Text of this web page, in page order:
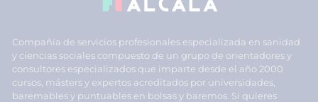
Compañía de servicios profesionales especializada en sanidad
y ciencias sociales compuesto de un grupo de orientadores y
consultores especializados que imparte desde el año 2000
cursos, másters y expertos acreditados por universidades,
baremables y puntuables en bolsas y baremos. Si quieres